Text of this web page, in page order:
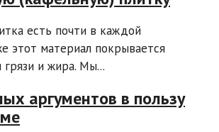
есть почти в каждой
этот материал покрывается
грязи и жира. Мы...
аргументов в пользу